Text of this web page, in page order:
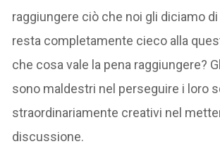
raggiungere ciò che noi gli diciamo
resta completamente cieco alla
che cosa vale la pena raggiungere?
sono maldestri nel perseguire i loro
straordinariamente creativi nel
discussione.